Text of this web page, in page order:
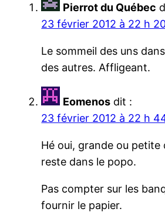
Pierrot du Québec
23 février 2012 à 22 h
Le sommeil des uns
des autres. Affligeant.
Eomenos dit :
23 février 2012 à 22 h
Hé oui, grande ou petite
reste dans le popo.
Pas compter sur les
fournir le papier.